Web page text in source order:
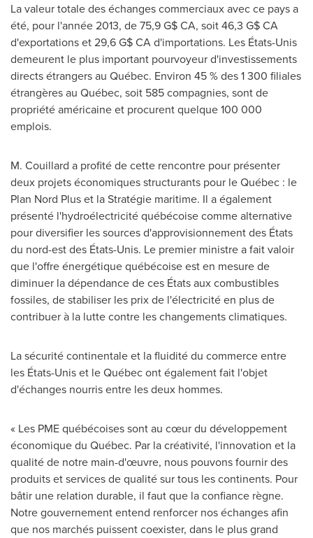
La valeur totale des échanges commerciaux avec ce pays a
été, pour l'année 2013, de 75,9 G$ CA, soit 46,3 G$ CA
d'exportations et 29,6 G$ CA d'importations. Les États-Unis
demeurent le plus important pourvoyeur d'investissements
directs étrangers au Québec. Environ 45 % des 1 300 filiales
étrangères au Québec, soit 585 compagnies, sont de
propriété américaine et procurent quelque 100 000
emplois.
M. Couillard a profité de cette rencontre pour présenter
deux projets économiques structurants pour le Québec : le
Plan Nord Plus et la Stratégie maritime. Il a également
présenté l'hydroélectricité québécoise comme alternative
pour diversifier les sources d'approvisionnement des États
du nord-est des États-Unis. Le premier ministre a fait valoir
que l'offre énergétique québécoise est en mesure de
diminuer la dépendance de ces États aux combustibles
fossiles, de stabiliser les prix de l'électricité en plus de
contribuer à la lutte contre les changements climatiques.
La sécurité continentale et la fluidité du commerce entre
les États-Unis et le Québec ont également fait l'objet
d'échanges nourris entre les deux hommes.
« Les PME québécoises sont au cœur du développement
économique du Québec. Par la créativité, l'innovation et la
qualité de notre main-d'œuvre, nous pouvons fournir des
produits et services de qualité sur tous les continents. Pour
bâtir une relation durable, il faut que la confiance règne.
Notre gouvernement entend renforcer nos échanges afin
que nos marchés puissent coexister, dans le plus grand